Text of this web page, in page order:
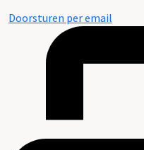
Doorsturen per email